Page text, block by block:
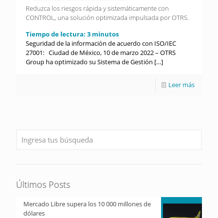
Reduzca los riesgos rápida y sistemáticamente con
CONTROL, una solución optimizada impulsada por OTRS.
Tiempo de lectura: 3 minutos
Seguridad de la información de acuerdo con ISO/IEC
27001: Ciudad de México, 10 de marzo 2022 – OTRS
Group ha optimizado su Sistema de Gestión […]
Leer más
Últimos Posts
Mercado Libre supera los 10 000 millones de
dólares